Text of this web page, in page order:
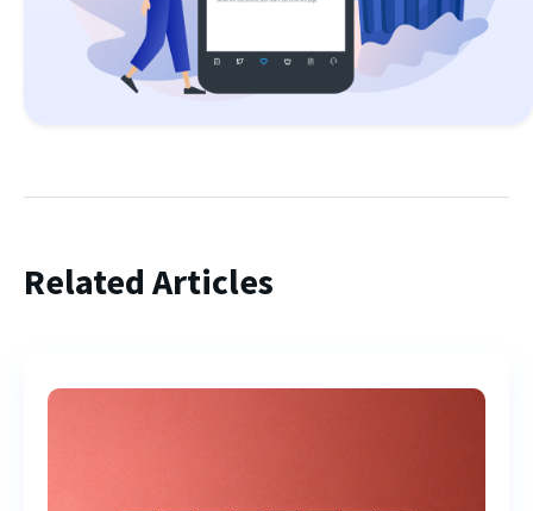
Related Articles